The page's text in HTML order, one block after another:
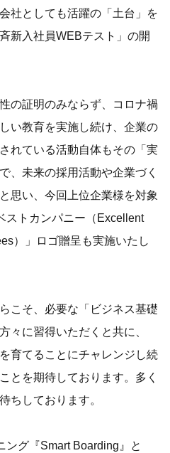
社としても活躍の「土台」を
新入社員WEBテスト」の開
の証明のみならず、コロナ禍
い教育を実施し続け、企業の
れている活動自体もその「実
、未来の採用活動や企業づく
思い、今回上位企業様を対象
ストカンパニー（Excellent
）」ロゴ贈呈も実施いたし
こそ、必要な「ビジネス基礎
々に習得いただくと共に、
育てることにチャレンジし続
とを期待しております。多く
ちしております。
グ『Smart Boarding』と